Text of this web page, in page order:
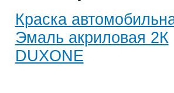
Краска
Эмаль акриловая 2К
DUXONE